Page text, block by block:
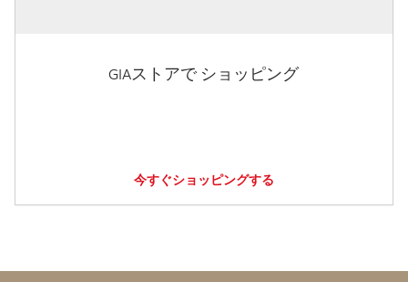
GIAストアで ショッピング
今すぐショッピングする